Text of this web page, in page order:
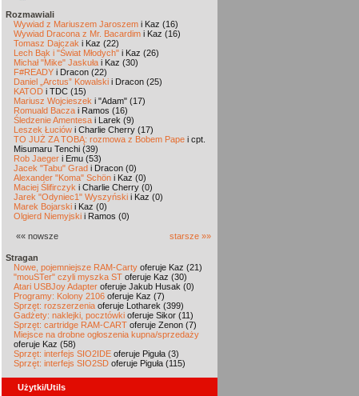
Rozmawiali
Wywiad z Mariuszem Jaroszem i Kaz (16)
Wywiad Dracona z Mr. Bacardim i Kaz (16)
Tomasz Dajczak i Kaz (22)
Lech Bąk i "Świat Młodych" i Kaz (26)
Michał "Mike" Jaskuła i Kaz (30)
F#READY i Dracon (22)
Daniel „Arctus” Kowalski i Dracon (25)
KATOD i TDC (15)
Mariusz Wojcieszek i "Adam" (17)
Romuald Bacza i Ramos (16)
Śledzenie Amentesa i Larek (9)
Leszek Łuciów i Charlie Cherry (17)
TO JUŻ ZA TOBĄ: rozmowa z Bobem Pape i cpt.
Misumaru Tenchi (39)
Rob Jaeger i Emu (53)
Jacek "Tabu" Grad i Dracon (0)
Alexander "Koma" Schön i Kaz (0)
Maciej Ślifirczyk i Charlie Cherry (0)
Jarek "Odyniec1" Wyszyński i Kaz (0)
Marek Bojarski i Kaz (0)
Olgierd Niemyjski i Ramos (0)
«« nowsze starsze »»
Stragan
Nowe, pojemniejsze RAM-Carty oferuje Kaz (21)
"mouSTer" czyli myszka ST oferuje Kaz (30)
Atari USBJoy Adapter oferuje Jakub Husak (0)
Programy: Kolony 2106 oferuje Kaz (7)
Sprzęt: rozszerzenia oferuje Lotharek (399)
Gadżety: naklejki, pocztówki oferuje Sikor (11)
Sprzęt: cartridge RAM-CART oferuje Zenon (7)
Miejsce na drobne ogłoszenia kupna/sprzedaży
oferuje Kaz (58)
Sprzęt: interfejs SIO2IDE oferuje Piguła (3)
Sprzęt: interfejs SIO2SD oferuje Piguła (115)
Użytki/Utils